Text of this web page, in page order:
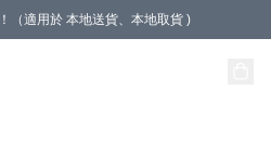
（適用於 本地送貨、本地取貨 )